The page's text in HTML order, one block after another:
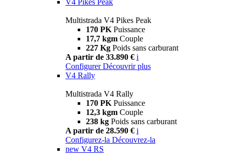
Multistrada V4 Pikes Peak
170 PK Puissance
17,7 kgm Couple
227 Kg Poids sans carburant
A partir de 33.890 € i
Configurer Découvrir plus
V4 Rally
Multistrada V4 Rally
170 PK Puissance
12,3 kgm Couple
238 kg Poids sans carburant
A partir de 28.590 € i
Configurez-la Découvrez-la
new V4 RS